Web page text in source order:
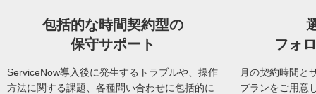
包括的な時間契約型の
保守サポート
ServiceNow導入後に発生するトラブルや、操作
方法に関する課題、各種問い合わせに包括的に
フォ
月の契約時間と
プランをご用意